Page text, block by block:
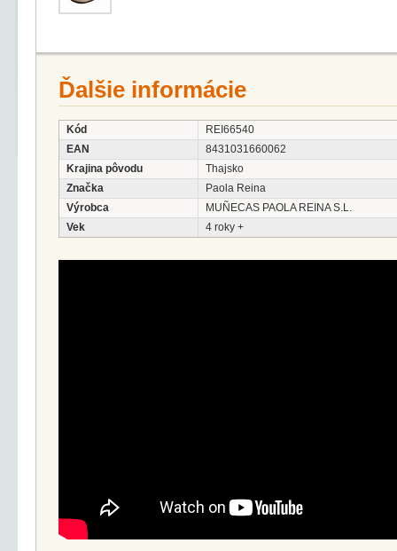
Ďalšie informácie
Kód
REI66540
EAN
8431031660062
Krajina pôvodu
Thajsko
Značka
Paola Reina
Výrobca
MUÑECAS PAOLA REINA S.L.
Vek
4 roky +